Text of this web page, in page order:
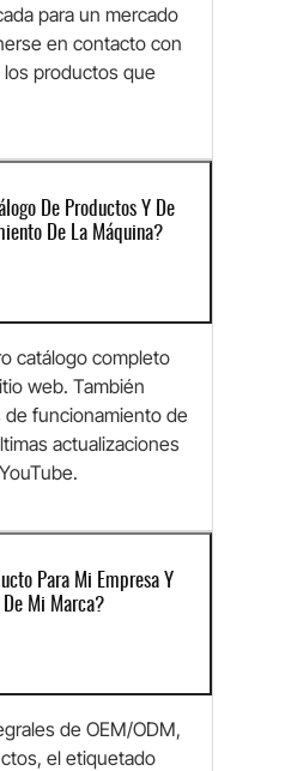
para un mercado
en contacto con
productos que
De Productos Y De
De La Máquina?
catálogo completo
web. También
funcionamiento de
actualizaciones
Para Mi Empresa Y
Mi Marca?
de OEM/ODM,
el etiquetado